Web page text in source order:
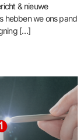
& nieuwe
hebben we ons pand
[…]